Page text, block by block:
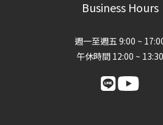
Business Hours
週一至週五 9:00 ~
午休時間 12:00 ~ 13:30